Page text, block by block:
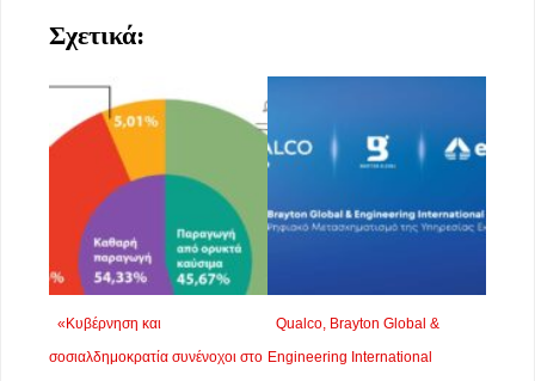
Σχετικά:
«Κυβέρνηση και
σοσιαλδημοκρατία συνένοχοι στο
Qualco, Brayton Global &
Engineering International